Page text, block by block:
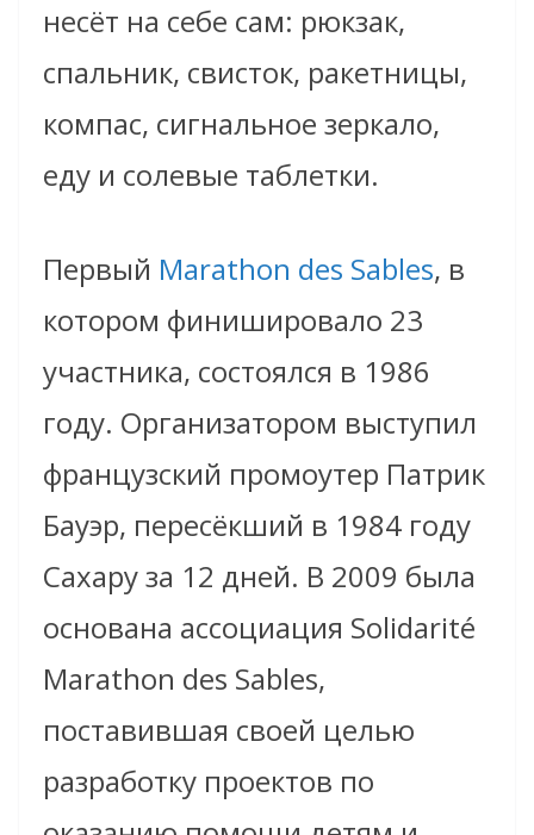
несёт на себе сам: рюкзак,
спальник, свисток, ракетницы,
компас, сигнальное зеркало,
еду и солевые таблетки.
Первый Marathon des Sables, в
котором финишировало 23
участника, состоялся в 1986
году. Организатором выступил
французский промоутер Патрик
Бауэр, пересёкший в 1984 году
Сахару за 12 дней. В 2009 была
основана ассоциация Solidarité
Marathon des Sables,
поставившая своей целью
разработку проектов по